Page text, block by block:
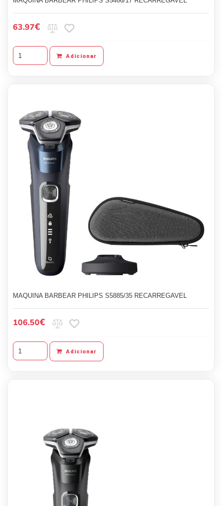
63.97€
Adicionar
MAQUINA BARBEAR PHILIPS S5885/35 RECARREGAVEL
106.50€
Adicionar